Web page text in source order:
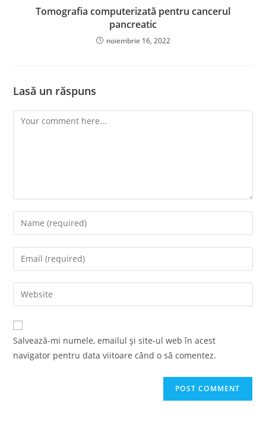
Tomografia computerizată pentru cancerul
pancreatic
noiembrie 16, 2022
Lasă un răspuns
Comment
Enter
your
name
comment
Enter
your
email
address
comment
Enter
your
website
URL
Salvează-mi numele, emailul și site-ul web în acest
navigator pentru data viitoare când o să comentez.